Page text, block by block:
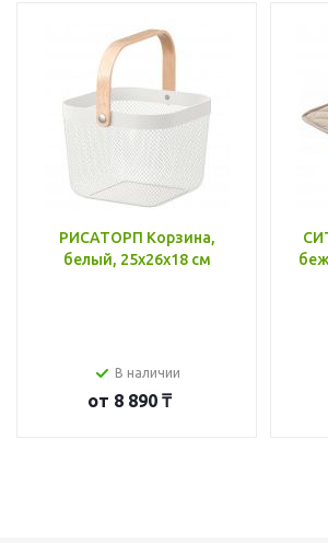
РИСАТОРП Корзина,
белый, 25x26x18 см
В наличии
от 8 890 ₸